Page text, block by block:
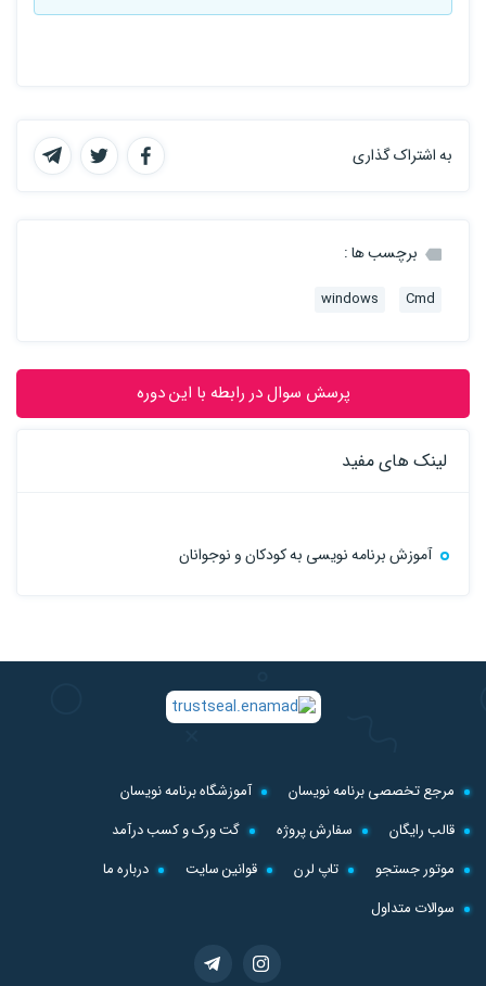
به اشتراک گذاری
برچسب ها :
Cmd
windows
پرسش سوال در رابطه با این دوره
لینک های مفید
آموزش برنامه نویسی به کودکان و نوجوانان
مرجع تخصصی برنامه نویسان
آموزشگاه برنامه نویسان
قالب رایگان
سفارش پروژه
گت ورک و کسب درآمد
موتور جستجو
تاپ لرن قوانین سایت
درباره ما
سوالات متداول